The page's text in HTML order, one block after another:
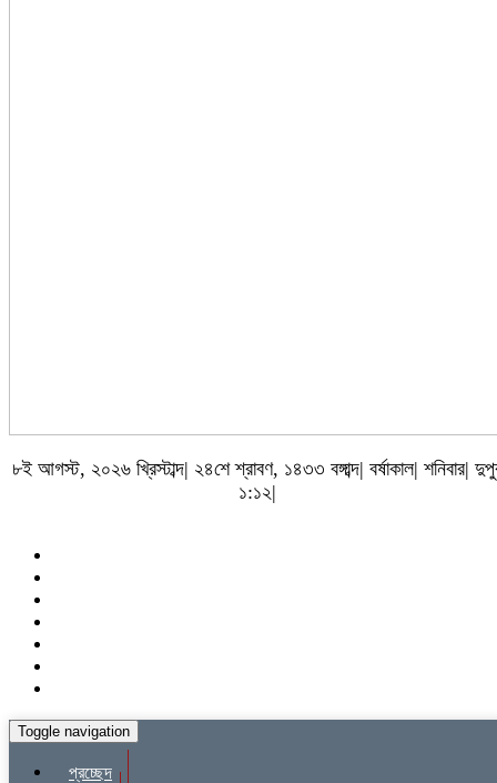
৮ই আগস্ট, ২০২৬ খ্রিস্টাব্দ| ২৪শে শ্রাবণ, ১৪৩৩ বঙ্গাব্দ| বর্ষাকাল| শনিবার|
১:১২|
Toggle navigation
প্রচ্ছেদ